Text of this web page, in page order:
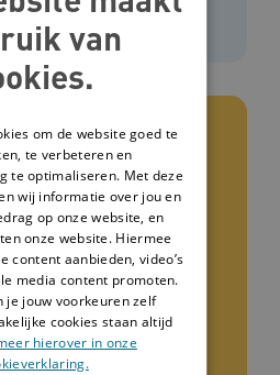
van
om de website goed te
te verbeteren en
te optimaliseren. Met deze
wij informatie over jou en
op onze website, en
onze website. Hiermee
content aanbieden, video’s
media content promoten.
je jouw voorkeuren zelf
cookies staan altijd
hierover in onze